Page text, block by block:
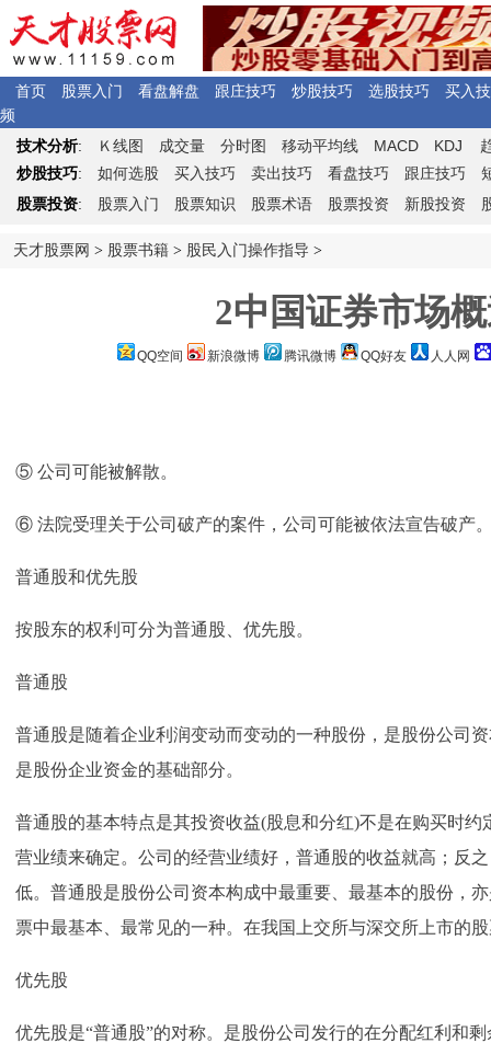
首页 股票入门 看盘解盘 跟庄技巧 炒股技巧 选股技巧
买入
频
技术分析: Ｋ 线图 成交量 分时图 移动平均线 MACD KDJ
炒股技巧: 如何选股 买入技巧 卖出技巧 看盘技巧 跟庄技巧
股票投资: 股票入门 股票知识 股票术语 股票投资 新股投资
天才股票网 > 股票书籍 > 股民入门操作指导 >
2中国证券市场
QQ空间 新浪微博 腾讯微博 QQ好友 人人网
⑤ 公司可能被解散。
⑥ 法院受理关于公司破产的案件，公司可能被依法宣告破产
普通股和优先股
按股东的权利可分为普通股、优先股。
普通股
普通股是随着企业利润变动而变动的一种股份，是股份公司
是股份企业资金的基础部分。
普通股的基本特点是其投资收益(股息和分红)不是在购买时
营业绩来确定。公司的经营业绩好，普通股的收益就高；反
低。普通股是股份公司资本构成中最重要、最基本的股份，
票中最基本、最常见的一种。在我国上交所与深交所上市的
优先股
优先股是“普通股”的对称。是股份公司发行的在分配红利和